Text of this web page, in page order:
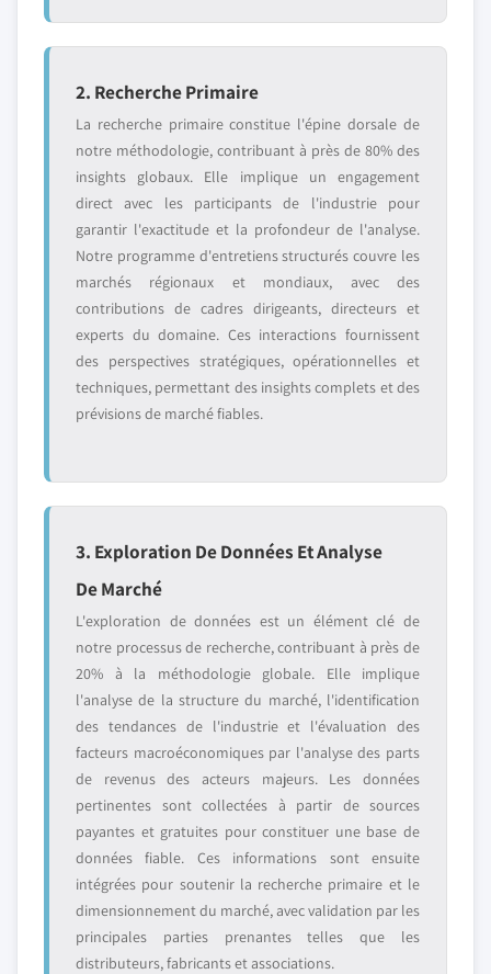
2. Recherche Primaire
La recherche primaire constitue l'épine dorsale de
notre méthodologie, contribuant à près de 80% des
insights globaux. Elle implique un engagement
direct avec les participants de l'industrie pour
garantir l'exactitude et la profondeur de l'analyse.
Notre programme d'entretiens structurés couvre les
marchés régionaux et mondiaux, avec des
contributions de cadres dirigeants, directeurs et
experts du domaine. Ces interactions fournissent
des perspectives stratégiques, opérationnelles et
techniques, permettant des insights complets et des
prévisions de marché fiables.
3. Exploration De Données Et Analyse
De Marché
L'exploration de données est un élément clé de
notre processus de recherche, contribuant à près de
20% à la méthodologie globale. Elle implique
l'analyse de la structure du marché, l'identification
des tendances de l'industrie et l'évaluation des
facteurs macroéconomiques par l'analyse des parts
de revenus des acteurs majeurs. Les données
pertinentes sont collectées à partir de sources
payantes et gratuites pour constituer une base de
données fiable. Ces informations sont ensuite
intégrées pour soutenir la recherche primaire et le
dimensionnement du marché, avec validation par les
principales parties prenantes telles que les
distributeurs, fabricants et associations.